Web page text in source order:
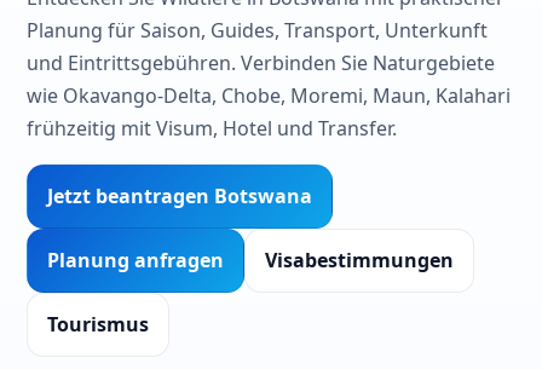
Planung für Saison, Guides, Transport, Unterkunft
und Eintrittsgebühren. Verbinden Sie Naturgebiete
wie Okavango-Delta, Chobe, Moremi, Maun, Kalahari
frühzeitig mit Visum, Hotel und Transfer.
Jetzt beantragen Botswana
Planung anfragen Visabestimmungen
Tourismus